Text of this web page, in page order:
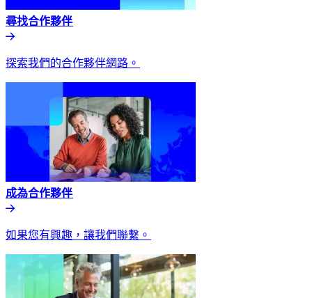
尋找合作夥伴​​
探索我們的合作夥伴網路。​​
成為合作夥伴​​
如果您有興趣，讓我們聯繫。​​